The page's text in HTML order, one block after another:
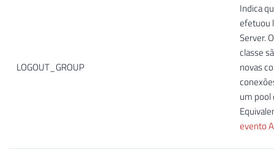
LOGOUT_GROUP
Indica
efetuou
Server.
classe
novas
um pool
evento